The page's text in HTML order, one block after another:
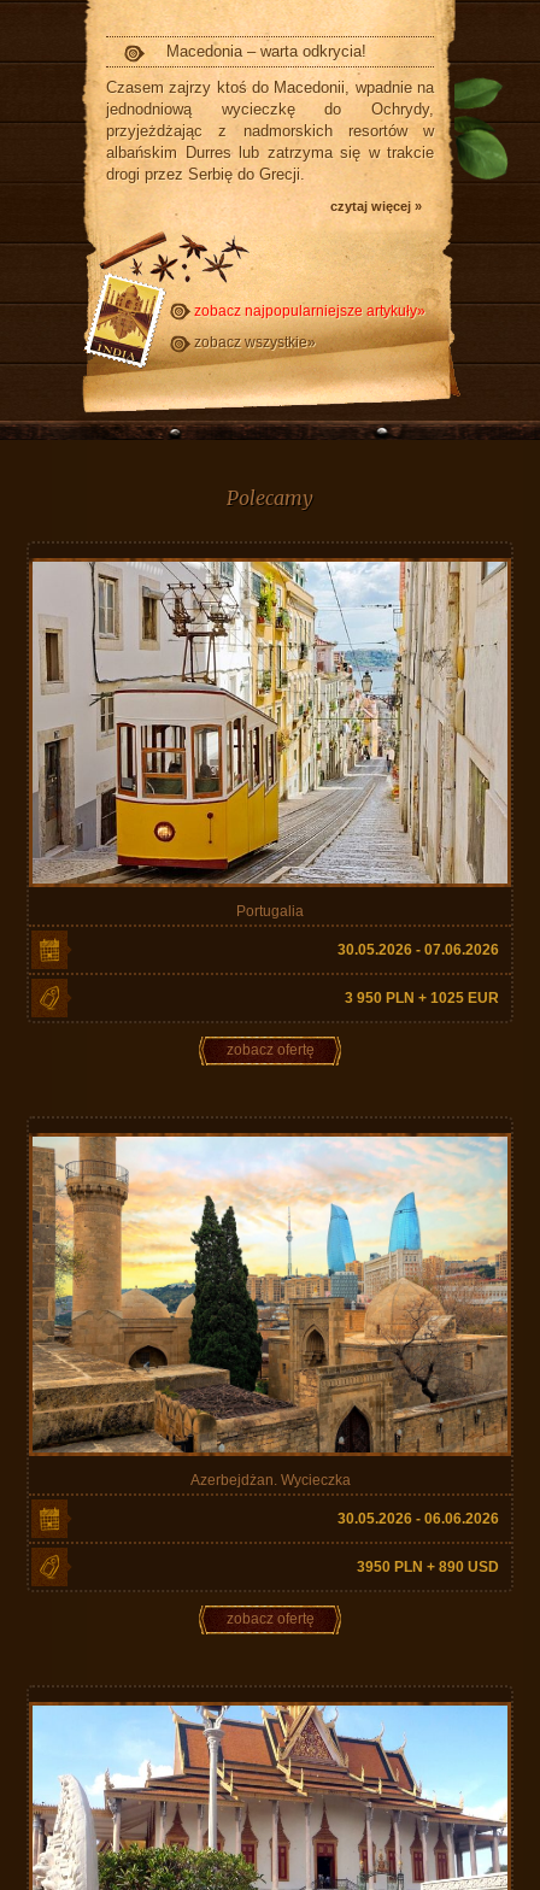
Macedonia – warta odkrycia!
Czasem zajrzy ktoś do Macedonii, wpadnie na
jednodniową wycieczkę do Ochrydy,
przyjeżdżając z nadmorskich resortów w
albańskim Durres lub zatrzyma się w trakcie
drogi przez Serbię do Grecji.
czytaj więcej »
zobacz najpopularniejsze artykuły»
zobacz wszystkie»
Polecamy
Portugalia
30.05.2026 - 07.06.2026
3 950 PLN + 1025 EUR
zobacz ofertę
Azerbejdżan. Wycieczka
30.05.2026 - 06.06.2026
3950 PLN + 890 USD
zobacz ofertę